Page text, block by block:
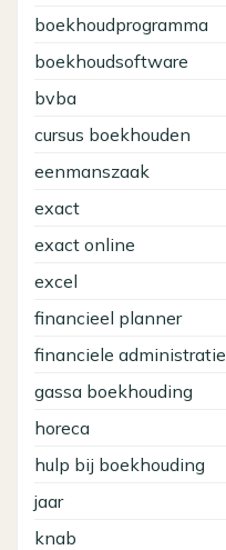
boekhoudprogramma
boekhoudsoftware
bvba
cursus boekhouden
eenmanszaak
exact
exact online
excel
financieel planner
financiele administratie
gassa boekhouding
horeca
hulp bij boekhouding
jaar
knab